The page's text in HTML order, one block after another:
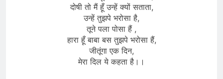
दोषी तो मैं हूँ उन्हें क्यों सताता,
उन्हें तुझपे भरोसा है,
तूने पला पोसा हैं ,
हारा हूँ बाबा बस तुझपे भरोसा हैं,
जीतूंगा एक दिन,
मेरा दिल ये कहता है।।